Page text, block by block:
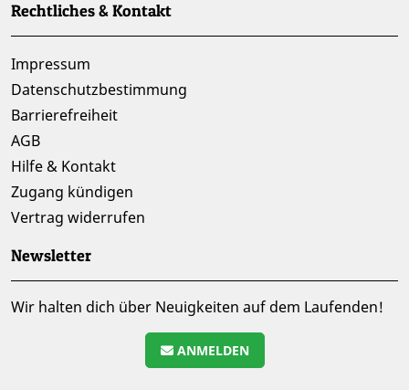
Rechtliches & Kontakt
Impressum
Datenschutzbestimmung
Barrierefreiheit
AGB
Hilfe & Kontakt
Zugang kündigen
Vertrag widerrufen
Newsletter
Wir halten dich über Neuigkeiten auf dem Laufenden!
ANMELDEN